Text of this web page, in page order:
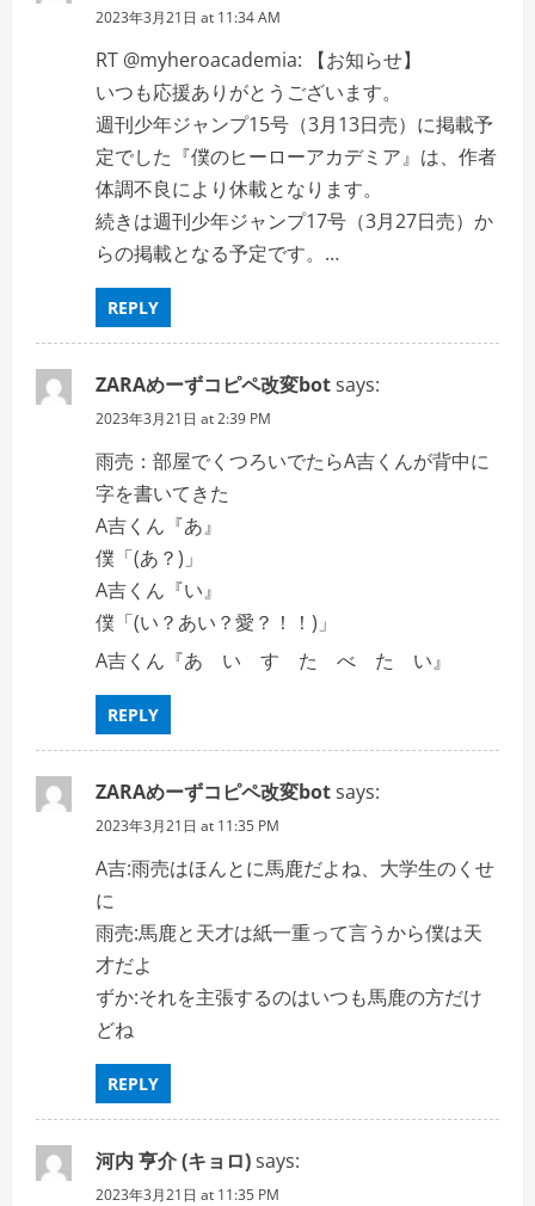
2023年3月21日 at 11:34 AM
RT @myheroacademia: 【お知らせ】
いつも応援ありがとうございます。
週刊少年ジャンプ15号（3月13日売）に掲載予
定でした『僕のヒーローアカデミア』は、作者
体調不良により休載となります。
続きは週刊少年ジャンプ17号（3月27日売）か
らの掲載となる予定です。…
REPLY
ZARAめーずコピペ改変botsays:
2023年3月21日 at 2:39 PM
雨売：部屋でくつろいでたらA吉くんが背中に
字を書いてきた
A吉くん『あ』
僕「(あ？)」
A吉くん『い』
僕「(い？あい？愛？！！)」
A吉くん『あ い す た べ た い』
REPLY
ZARAめーずコピペ改変botsays:
2023年3月21日 at 11:35 PM
A吉:雨売はほんとに馬鹿だよね、大学生のくせ
に
雨売:馬鹿と天才は紙一重って言うから僕は天
才だよ
ずか:それを主張するのはいつも馬鹿の方だけ
どね
REPLY
河内 亨介 (キョロ)says:
2023年3月21日 at 11:35 PM